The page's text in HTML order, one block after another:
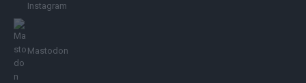
Instagram
Mastodon